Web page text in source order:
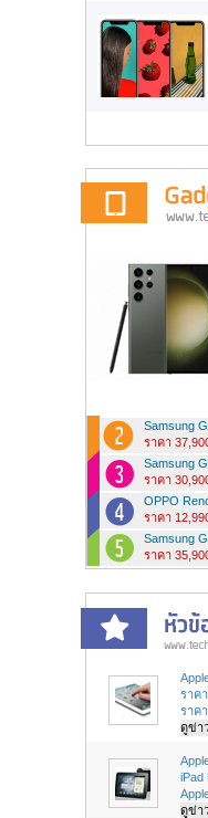
Samsung
ราคา
Samsung
ราคา
OPPO
ราคา
Samsung
ราคา
ราค
ราค
ดูข่า
iPad
ดูข่า